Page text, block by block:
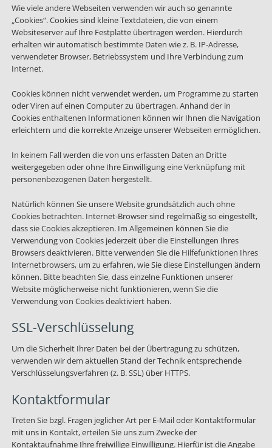
Wie viele andere Webseiten verwenden wir auch so genannte
„Cookies“. Cookies sind kleine Textdateien, die von einem
Websiteserver auf Ihre Festplatte übertragen werden. Hierdurch
erhalten wir automatisch bestimmte Daten wie z. B. IP-Adresse,
verwendeter Browser, Betriebssystem und Ihre Verbindung zum
Internet.
Cookies können nicht verwendet werden, um Programme zu starten
oder Viren auf einen Computer zu übertragen. Anhand der in
Cookies enthaltenen Informationen können wir Ihnen die Navigation
erleichtern und die korrekte Anzeige unserer Webseiten ermöglichen.
In keinem Fall werden die von uns erfassten Daten an Dritte
weitergegeben oder ohne Ihre Einwilligung eine Verknüpfung mit
personenbezogenen Daten hergestellt.
Natürlich können Sie unsere Website grundsätzlich auch ohne
Cookies betrachten. Internet-Browser sind regelmäßig so eingestellt,
dass sie Cookies akzeptieren. Im Allgemeinen können Sie die
Verwendung von Cookies jederzeit über die Einstellungen Ihres
Browsers deaktivieren. Bitte verwenden Sie die Hilfefunktionen Ihres
Internetbrowsers, um zu erfahren, wie Sie diese Einstellungen ändern
können. Bitte beachten Sie, dass einzelne Funktionen unserer
Website möglicherweise nicht funktionieren, wenn Sie die
Verwendung von Cookies deaktiviert haben.
SSL-Verschlüsselung
Um die Sicherheit Ihrer Daten bei der Übertragung zu schützen,
verwenden wir dem aktuellen Stand der Technik entsprechende
Verschlüsselungsverfahren (z. B. SSL) über HTTPS.
Kontaktformular
Treten Sie bzgl. Fragen jeglicher Art per E-Mail oder Kontaktformular
mit uns in Kontakt, erteilen Sie uns zum Zwecke der
Kontaktaufnahme Ihre freiwillige Einwilligung. Hierfür ist die Angabe